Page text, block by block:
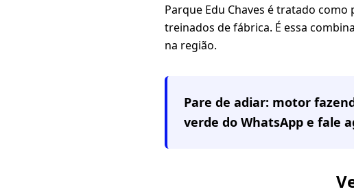
Parque Edu Chaves é tratado
treinados de fábrica. É essa
na região.
Pare de adiar: motor
verde do WhatsApp e fale